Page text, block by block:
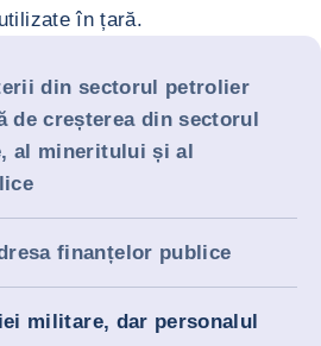
în țară.
din sectorul petrolier
de creșterea din sectorul
al mineritului și al
finanțelor publice
militare, dar personalul